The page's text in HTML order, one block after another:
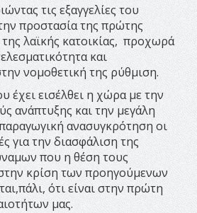
τις εξαγγελίες του
προστασία της πρώτης
της λαϊκής κατοικίας, προχωρά
και
νομοθετική της ρύθμιση.
έχει εισέλθει η χώρα με την
ανάπτυξης και την μεγάλη
ανασυγκρότηση οι
για την διασφάλιση της
που η θέση τους
κρίση των προηγούμενων
ότι είναι στην πρώτη
μας.